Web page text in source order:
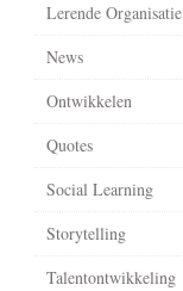
Lerende Organisatie
News
Ontwikkelen
Quotes
Social Learning
Storytelling
Talentontwikkeling